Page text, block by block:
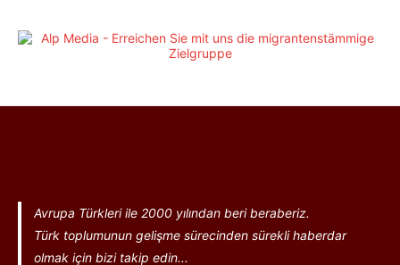
Avrupa Türkleri ile 2000 yılından beri beraberiz.
Türk toplumunun gelişme sürecinden sürekli haberdar
olmak için bizi takip edin...